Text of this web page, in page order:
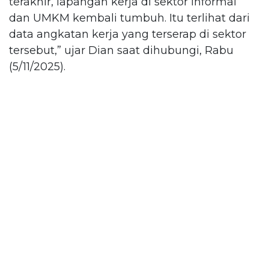
dan UMKM kembali tumbuh. Itu terlihat dari
data angkatan kerja yang terserap di sektor
tersebut,” ujar Dian saat dihubungi, Rabu
(5/11/2025).